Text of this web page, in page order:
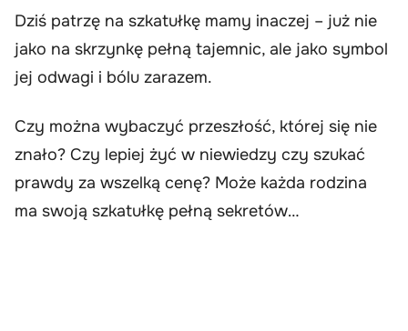
Dziś patrzę na szkatułkę mamy inaczej – już nie
jako na skrzynkę pełną tajemnic, ale jako symbol
jej odwagi i bólu zarazem.
Czy można wybaczyć przeszłość, której się nie
znało? Czy lepiej żyć w niewiedzy czy szukać
prawdy za wszelką cenę? Może każda rodzina
ma swoją szkatułkę pełną sekretów…